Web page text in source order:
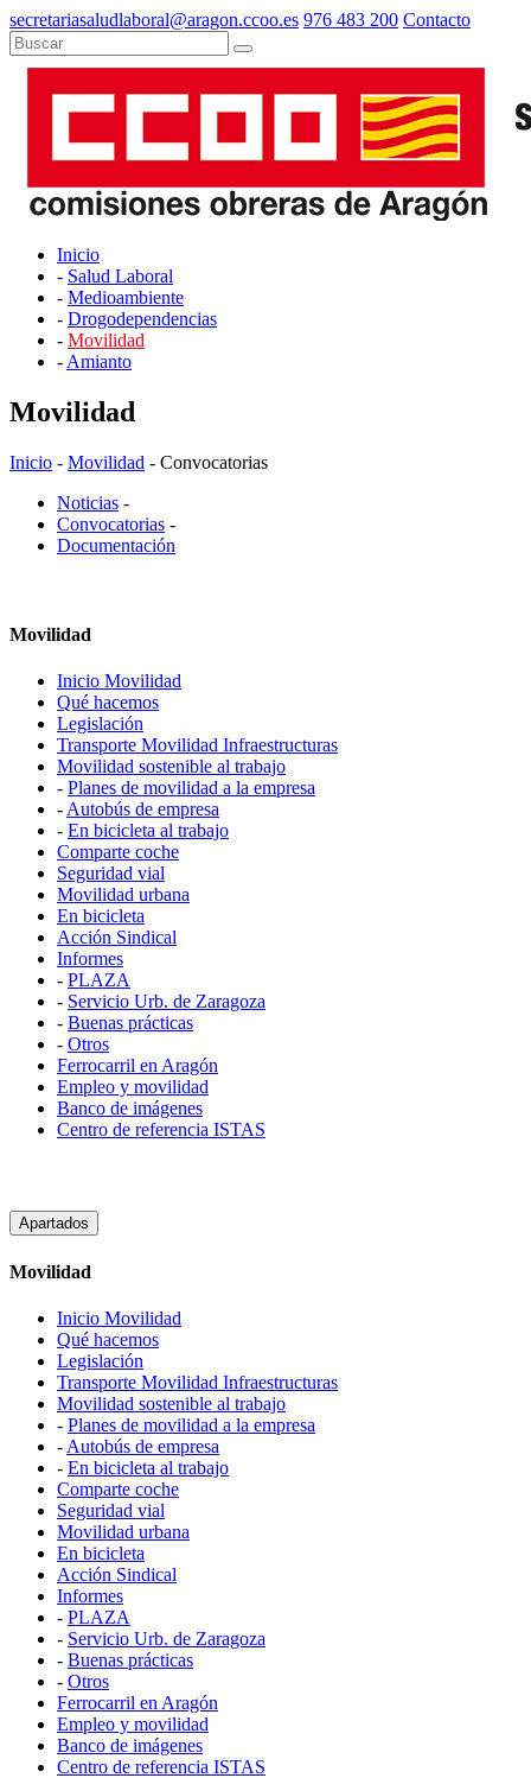
secretariasaludlaboral@aragon.ccoo.es 976 483 200 Contacto
Inicio
- Salud Laboral
- Medioambiente
- Drogodependencias
- Movilidad
- Amianto
Movilidad
Inicio - Movilidad - Convocatorias
Noticias -
Convocatorias -
Documentación
Movilidad
Inicio Movilidad
Qué hacemos
Legislación
Transporte Movilidad Infraestructuras
Movilidad sostenible al trabajo
- Planes de movilidad a la empresa
- Autobús de empresa
- En bicicleta al trabajo
Comparte coche
Seguridad vial
Movilidad urbana
En bicicleta
Acción Sindical
Informes
- PLAZA
- Servicio Urb. de Zaragoza
- Buenas prácticas
- Otros
Ferrocarril en Aragón
Empleo y movilidad
Banco de imágenes
Centro de referencia ISTAS
Apartados
Movilidad
Inicio Movilidad
Qué hacemos
Legislación
Transporte Movilidad Infraestructuras
Movilidad sostenible al trabajo
- Planes de movilidad a la empresa
- Autobús de empresa
- En bicicleta al trabajo
Comparte coche
Seguridad vial
Movilidad urbana
En bicicleta
Acción Sindical
Informes
- PLAZA
- Servicio Urb. de Zaragoza
- Buenas prácticas
- Otros
Ferrocarril en Aragón
Empleo y movilidad
Banco de imágenes
Centro de referencia ISTAS